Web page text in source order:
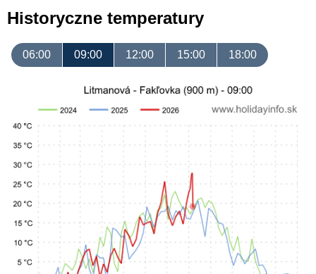
Historyczne temperatury
06:00 09:00 12:00 15:00 18:00